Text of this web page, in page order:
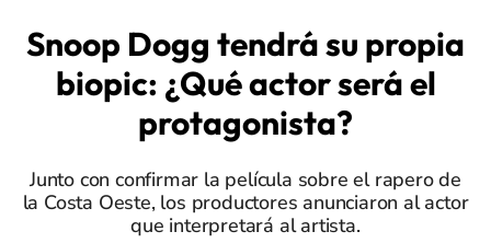
Snoop Dogg tendrá su propia
biopic: ¿Qué actor será el
protagonista?
Junto con confirmar la película sobre el rapero de
la Costa Oeste, los productores anunciaron al actor
que interpretará al artista.